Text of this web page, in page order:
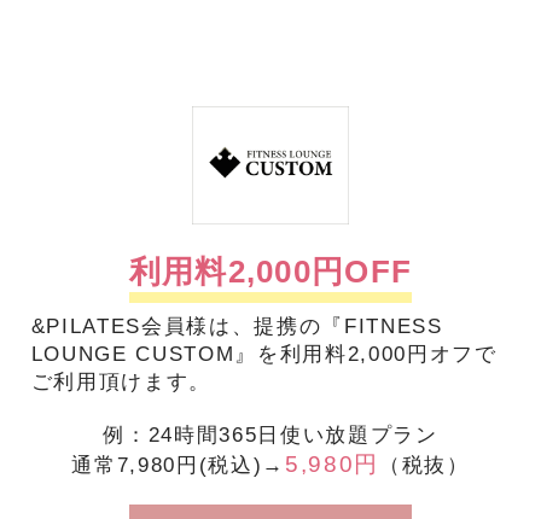
利用料2,000円OFF
&PILATES会員様は、提携の『FITNESS
LOUNGE CUSTOM』を利用料2,000円オフで
ご利用頂けます。
例：24時間365日使い放題プラン
通常7,980円(税込)→ 5,980円 （税抜）